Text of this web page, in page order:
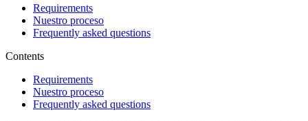
Requirements
Nuestro proceso
Frequently asked questions
Contents
Requirements
Nuestro proceso
Frequently asked questions